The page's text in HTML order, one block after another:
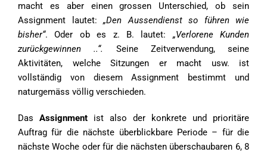
macht es aber einen grossen Unterschied, ob sein
Assignment lautet: „Den Aussendienst so führen wie
bisher“. Oder ob es z. B. lautet: „Verlorene Kunden
zurückgewinnen ..“. Seine Zeitverwendung, seine
Aktivitäten, welche Sitzungen er macht usw. ist
vollständig von diesem Assignment bestimmt und
naturgemäss völlig verschieden.
Das Assignment ist also der konkrete und prioritäre
Auftrag für die nächste überblickbare Periode – für die
nächste Woche oder für die nächsten überschaubaren 6, 8